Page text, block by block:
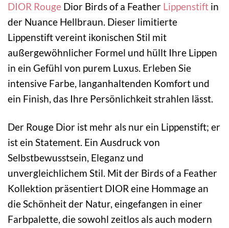
DIOR Rouge Dior Birds of a Feather Lippenstift in
der Nuance Hellbraun. Dieser limitierte
Lippenstift vereint ikonischen Stil mit
außergewöhnlicher Formel und hüllt Ihre Lippen
in ein Gefühl von purem Luxus. Erleben Sie
intensive Farbe, langanhaltenden Komfort und
ein Finish, das Ihre Persönlichkeit strahlen lässt.
Der Rouge Dior ist mehr als nur ein Lippenstift; er
ist ein Statement. Ein Ausdruck von
Selbstbewusstsein, Eleganz und
unvergleichlichem Stil. Mit der Birds of a Feather
Kollektion präsentiert DIOR eine Hommage an
die Schönheit der Natur, eingefangen in einer
Farbpalette, die sowohl zeitlos als auch modern